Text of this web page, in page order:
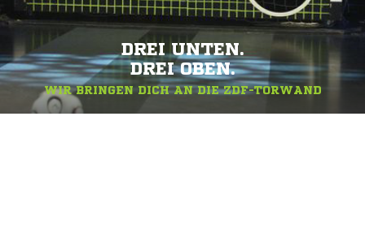
DREI UNTEN.
DREI OBEN.
WIR BRINGEN DICH AN DIE ZDF-TORWAND